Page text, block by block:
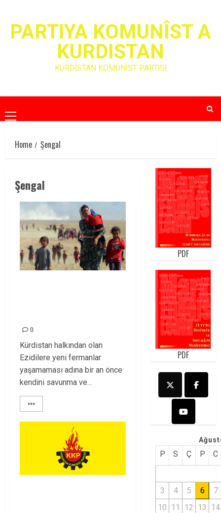
contentPARTIYA KOMUNÎST A
KURDISTAN
KÜRDİSTAN KOMÜNİST PARTİSİ
Primary
Menu
Home
Şengal
Şengal
0
Kürdistan halkından olan
Ezidilere yeni fermanlar
yaşamaması adına bir an önce
kendini savunma ve...
>>>
PDF
PDF
P S Ç P C
3 4 5 6
7
10 11 12 13
14